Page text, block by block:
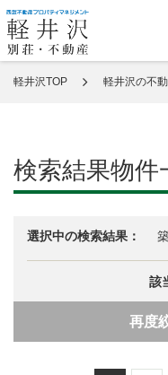
軽井沢TOP 軽井沢の不
検索結果物件
選択中の検索結果：
該
再度